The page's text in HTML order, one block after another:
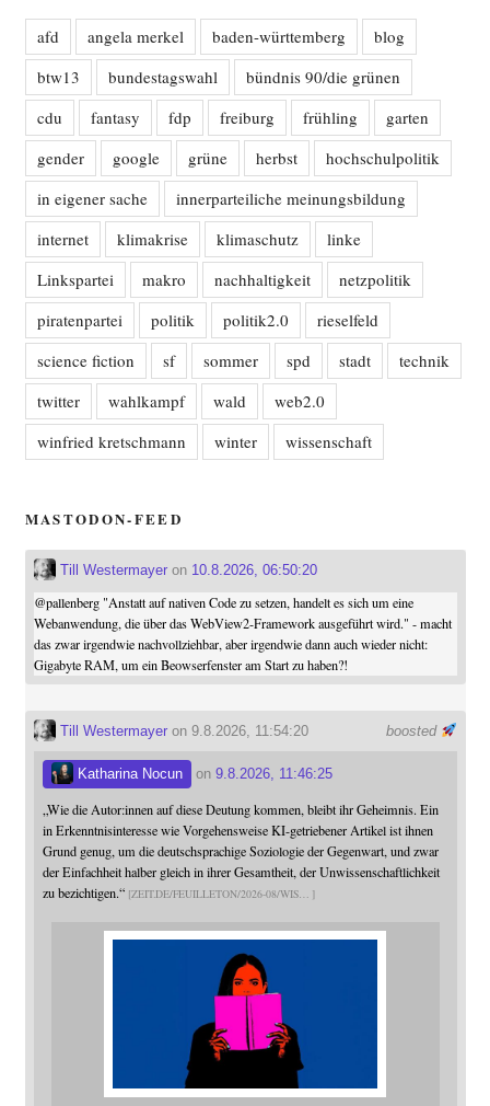
afd angela merkel baden-württemberg
blog
btw13
bundestagswahl
bündnis 90/die grünen
cdu
fantasy fdp freiburg frühling
garten
gender
google grüne herbst
hochschulpolitik
in eigener sache
innerparteiliche meinungsbildung
internet
klimakrise klimaschutz
linke
Linkspartei
makro nachhaltigkeit
netzpolitik
piratenpartei
politik politik2.0
rieselfeld
science fiction
sf sommer spd stadt
technik
twitter
wahlkampf wald
web2.0
winfried kretschmann
winter wissenschaft
MASTODON-FEED
Till Westermayeron 10.8.2026, 06:50:20
@pallenberg"Anstatt auf nativen Code zu setzen, handelt es sich um eine
Webanwendung, die über das WebView2-Framework ausgeführt wird." - macht
das zwar irgendwie nachvollziehbar, aber irgendwie dann auch wieder nicht:
Gigabyte RAM, um ein Beowserfenster am Start zu haben?!
boosted
Till Westermayeron 9.8.2026, 11:54:20
Katharina Nocun on 9.8.2026, 11:46:25
„Wie die Autor:innen auf diese Deutung kommen, bleibt ihr Geheimnis. Ein
in Erkenntnisinteresse wie Vorgehensweise KI-getriebener Artikel ist ihnen
Grund genug, um die deutschsprachige Soziologie der Gegenwart, und zwar
der Einfachheit halber gleich in ihrer Gesamtheit, der Unwissenschaftlichkeit
zu bezichtigen.“ ZEIT.DE/FEUILLETON/2026-08/WIS